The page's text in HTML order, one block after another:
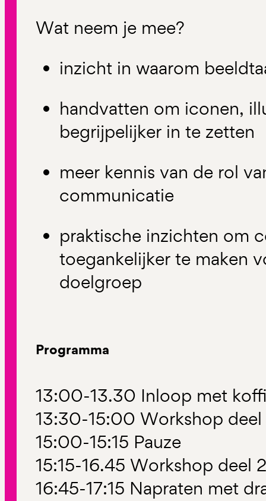
Wat neem je mee?
inzicht in waarom
handvatten om iconen,
begrijpelijker in te zetten
meer kennis van de rol
communicatie
praktische inzichten om
toegankelijker te maken
doelgroep
Programma
13:00-13.30 Inloop met
13:30-15:00 Workshop deel
15:00-15:15 Pauze
15:15-16.45 Workshop deel 2
16:45-17:15 Napraten met